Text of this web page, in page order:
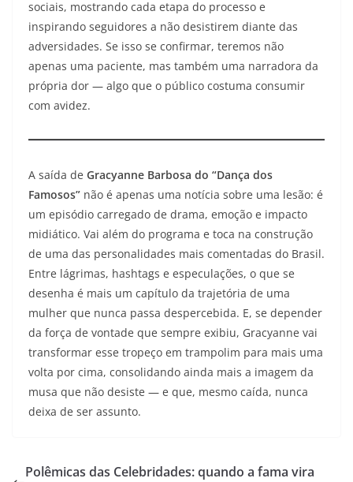
sociais, mostrando cada etapa do processo e
inspirando seguidores a não desistirem diante das
adversidades. Se isso se confirmar, teremos não
apenas uma paciente, mas também uma narradora da
própria dor — algo que o público costuma consumir
com avidez.
A saída de Gracyanne Barbosa do “Dança dos
Famosos” não é apenas uma notícia sobre uma lesão: é
um episódio carregado de drama, emoção e impacto
midiático. Vai além do programa e toca na construção
de uma das personalidades mais comentadas do Brasil.
Entre lágrimas, hashtags e especulações, o que se
desenha é mais um capítulo da trajetória de uma
mulher que nunca passa despercebida. E, se depender
da força de vontade que sempre exibiu, Gracyanne vai
transformar esse tropeço em trampolim para mais uma
volta por cima, consolidando ainda mais a imagem da
musa que não desiste — e que, mesmo caída, nunca
deixa de ser assunto.
Polêmicas das Celebridades: quando a fama vira